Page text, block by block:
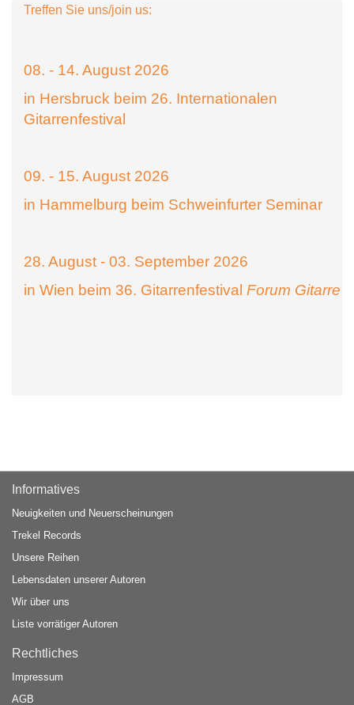
Treffen Sie uns/join us:
08. - 14. August 2026
in Hersbruck beim 26. Internationalen
Gitarrenfestival
09. - 15. August 2026
in Hammelburg beim Schweinfurter Seminar
28. August - 03. September 2026
in Wien beim 36. Gitarrenfestival Forum Gitarre
Informatives
Neuigkeiten und Neuerscheinungen
Trekel Records
Unsere Reihen
Lebensdaten unserer Autoren
Wir über uns
Liste vorrätiger Autoren
Rechtliches
Impressum
AGB